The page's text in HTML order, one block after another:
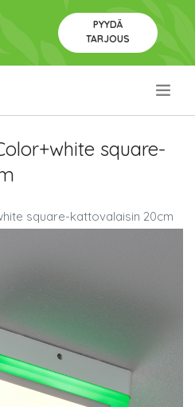
PYYDÄ
TARJOUS
square-
square-kattovalaisin 20cm